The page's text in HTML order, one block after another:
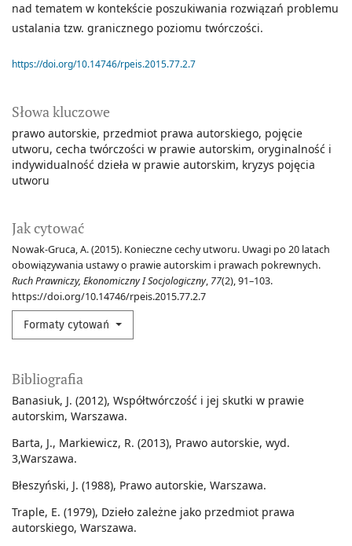
Słowa kluczowe
prawo autorskie przedmiot prawa autorskiego pojęcie
utworu cecha twórczości w prawie autorskim oryginalność i
indywidualność dzieła w prawie autorskim kryzys pojęcia
utworu
Jak cytować
Nowak-Gruca, A. (2015). Konieczne cechy utworu. Uwagi po 20 latach
obowiązywania ustawy o prawie autorskim i prawach pokrewnych.
Ruch Prawniczy, Ekonomiczny I Socjologiczny, 77(2), 91–103.
https://doi.org/10.14746/rpeis.2015.77.2.7
Formaty cytowań
nad tematem w kontekście poszukiwania rozwiązań problemu
ustalania tzw. granicznego poziomu twórczości.
https://doi.org/10.14746/rpeis.2015.77.2.7
Bibliografia
Banasiuk, J. (2012), Współtwórczość i jej skutki w prawie
autorskim, Warszawa.
Barta, J., Markiewicz, R. (2013), Prawo autorskie, wyd.
3,Warszawa.
Błeszyński, J. (1988), Prawo autorskie, Warszawa.
Traple, E. (1979), Dzieło zależne jako przedmiot prawa
autorskiego, Warszawa.